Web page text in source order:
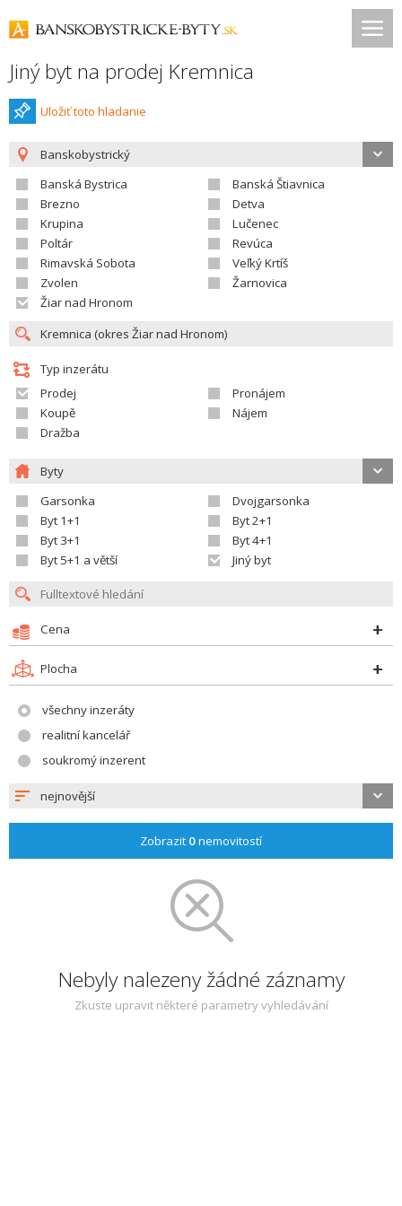
Jiný byt na prodej Kremnica
Uložiť toto hladanie
Banskobystrický
Banská Bystrica
Banská Štiavnica
Brezno
Detva
Krupina
Lučenec
Poltár
Revúca
Rimavská Sobota
Veľký Krtíš
Zvolen
Žarnovica
Žiar nad Hronom
Typ inzerátu
Prodej
Pronájem
Koupě
Nájem
Dražba
Byty
Garsonka
Dvojgarsonka
Byt 1+1
Byt 2+1
Byt 3+1
Byt 4+1
Byt 5+1 a větší
Jiný byt
Cena
Plocha
všechny inzeráty
realitní kancelář
soukromý inzerent
nejnovější
Zobrazit 0nemovitostí
Nebyly nalezeny žádné záznamy
Zkuste upravit některé parametry vyhledávání